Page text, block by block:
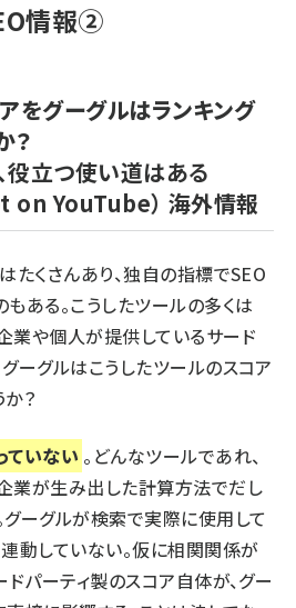
情報②
をグーグルはランキング
？
役立つ使い道はある
on YouTube） 海外情報
たくさんあり、独自の指標でSEO
ある。こうしたツールの多くは
業や個人が提供しているサード
ーグルはこうしたツールのスコア
？
ていない 。どんなツールであれ、
業が生み出した計算方法でだし
グーグルが検索で実際に使用して
動していない。仮に相関関係が
ドパーティ製のスコア自体が、グー